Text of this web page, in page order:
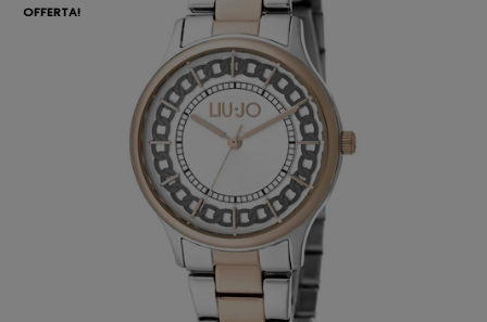
OFFERTA!